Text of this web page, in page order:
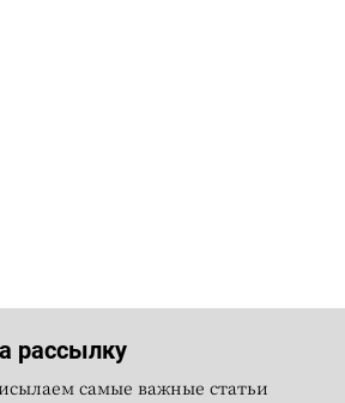
рассылку
самые важные статьи